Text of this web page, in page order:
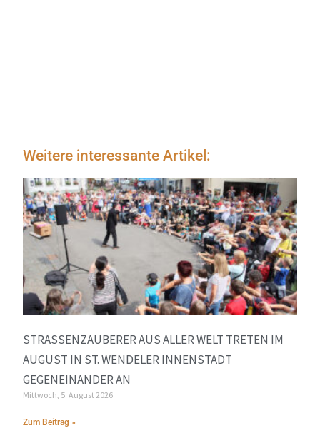
Weitere interessante Artikel:
STRASSENZAUBERER AUS ALLER WELT TRETEN IM A
UGUST IN ST. WENDELER INNENSTADT G
EGENEINANDER AN
Mittwoch, 5. August 2026
Zum Beitrag »